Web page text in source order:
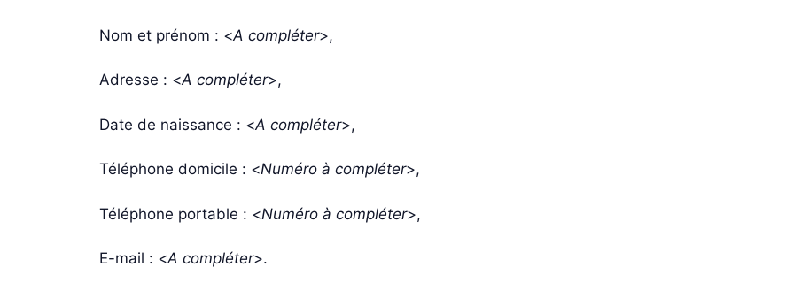
Nom et prénom : <A compléter>,
Adresse : <A compléter>,
Date de naissance : <A compléter>,
Téléphone domicile : <Numéro à compléter>,
Téléphone portable : <Numéro à compléter>,
E-mail : <A compléter>.